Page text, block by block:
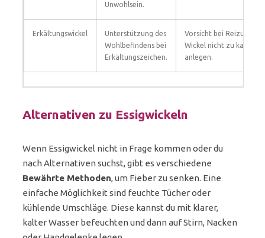
Unwohlsein.
Erkältungswickel
Unterstützung des
Wohlbefindens bei
Erkältungszeichen.
Vorsicht bei Reizungen;
Wickel nicht zu kalt
anlegen.
Alternativen zu Essigwickeln
Wenn Essigwickel nicht in Frage kommen oder du
nach Alternativen suchst, gibt es verschiedene
Bewährte Methoden, um Fieber zu senken. Eine
einfache Möglichkeit sind feuchte Tücher oder
kühlende Umschläge. Diese kannst du mit klarer,
kalter Wasser befeuchten und dann auf Stirn, Nacken